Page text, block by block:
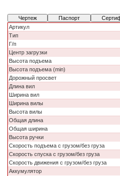
Чертеж Паспорт
Артикул
Тип
Г/п
Центр загрузки
Высота подъема
Высота подъема (min)
Дорожный просвет
Длина вил
Ширина вил
Ширина вилы
Высота вилы
Общая длина
Общая ширина
Высота ручки
Скорость подъема с грузом/без груза
Скорость спуска с грузом/без груза
Скорость движения с грузом/без груза
Аккумулятор